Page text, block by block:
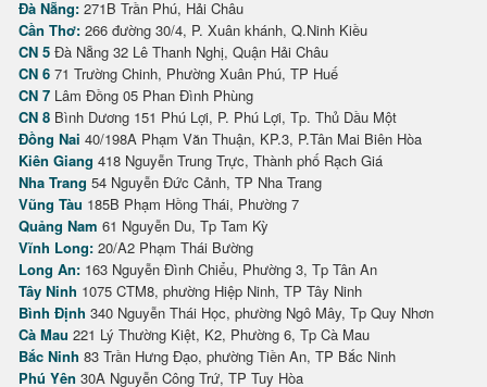
Đà Nẵng: 271B Trần Phú, Hải Châu
Cần Thơ: 266 đường 30/4, P. Xuân khánh, Q.Ninh Kiều
CN 5 Đà Nẵng 32 Lê Thanh Nghị, Quận Hải Châu
CN 6 71 Trường Chinh, Phường Xuân Phú, TP Huế
CN 7 Lâm Đồng 05 Phan Đình Phùng
CN 8 Bình Dương 151 Phú Lợi, P. Phú Lợi, Tp. Thủ Dầu Một
Đồng Nai 40/198A Phạm Văn Thuận, KP.3, P.Tân Mai Biên Hòa
Kiên Giang 418 Nguyễn Trung Trực, Thành phố Rạch Giá
Nha Trang 54 Nguyễn Đức Cảnh, TP Nha Trang
Vũng Tàu 185B Phạm Hồng Thái, Phường 7
Quảng Nam 61 Nguyễn Du, Tp Tam Kỳ
Vĩnh Long: 20/A2 Phạm Thái Bường
Long An: 163 Nguyễn Đình Chiểu, Phường 3, Tp Tân An
Tây Ninh 1075 CTM8, phường Hiệp Ninh, TP Tây Ninh
Bình Định 340 Nguyễn Thái Học, phường Ngô Mây, Tp Quy Nhơn
Cà Mau 221 Lý Thường Kiệt, K2, Phường 6, Tp Cà Mau
Bắc Ninh 83 Trần Hưng Đạo, phường Tiền An, TP Bắc Ninh
Phú Yên 30A Nguyễn Công Trứ, TP Tuy Hòa